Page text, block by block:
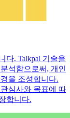
다. Talkpal 기술을
석함으로써, 개인
을 조성합니다.
심사와 목표에 따
합니다.